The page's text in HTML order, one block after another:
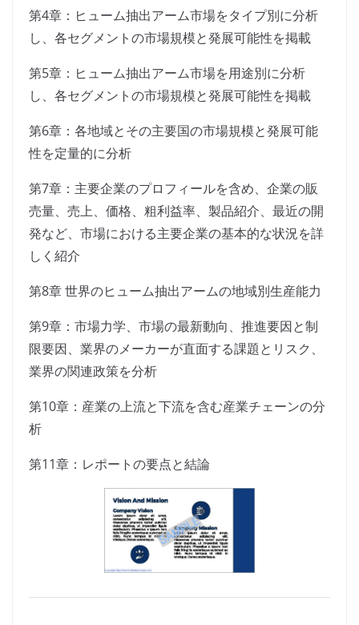
第4章：ヒューム抽出アーム市場をタイプ別に分析
し、各セグメントの市場規模と発展可能性を掲載
第5章：ヒューム抽出アーム市場を用途別に分析
し、各セグメントの市場規模と発展可能性を掲載
第6章：各地域とその主要国の市場規模と発展可能
性を定量的に分析
第7章：主要企業のプロフィールを含め、企業の販
売量、売上、価格、粗利益率、製品紹介、最近の開
発など、市場における主要企業の基本的な状況を詳
しく紹介
第8章 世界のヒューム抽出アームの地域別生産能力
第9章：市場力学、市場の最新動向、推進要因と制
限要因、業界のメーカーが直面する課題とリスク、
業界の関連政策を分析
第10章：産業の上流と下流を含む産業チェーンの分
析
第11章：レポートの要点と結論